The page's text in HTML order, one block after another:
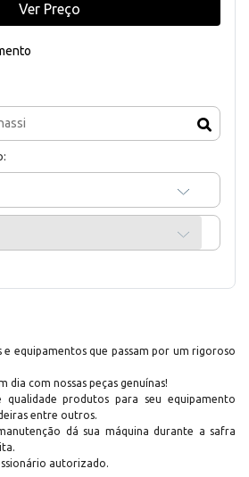
Ver Preço
e equipamentos que passam por um rigoroso
dia com nossas peças genuínas!
qualidade produtos para seu equipamento
entre outros.
dá sua máquina durante a safra
autorizado.